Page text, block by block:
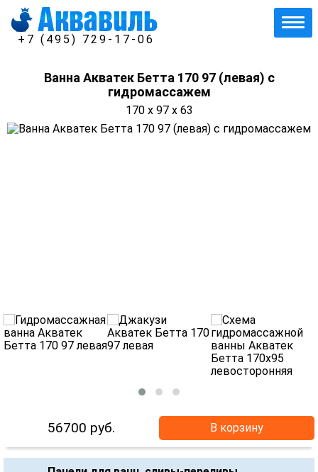
+7 (495) 729-17-06
Ванна Акватек Бетта 170 97 (левая) с
гидромассажем
170 x 97 x 63
56700 руб. В корзину